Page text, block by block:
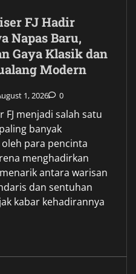
FJ Hadir
Napas Baru,
Gaya Klasik dan
Modern
1, 2026 0
FJ menjadi salah satu
banyak
para pencinta
menghadirkan
antara warisan
dan sentuhan
kabar kehadirannya